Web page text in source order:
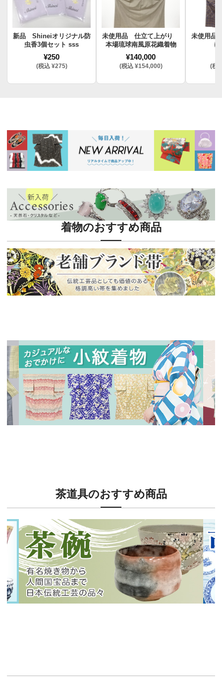
新品 Shineiオリジナル防
虫香3個セット sss
¥250
(税込 ¥275)
未使用品 仕立て上がり
本場琉球南風原花織着物
¥140,000
(税込 ¥154,000)
未使用品
(税
着物のおすすめ商品
茶道具のおすすめ商品